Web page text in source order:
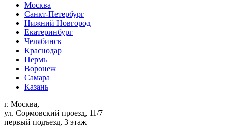
Москва
Санкт-Петербург
Нижний Новгород
Екатеринбург
Челябинск
Краснодар
Пермь
Воронеж
Самара
Казань
г. Москва,
ул. Сормовский проезд, 11/7
первый подъезд, 3 этаж